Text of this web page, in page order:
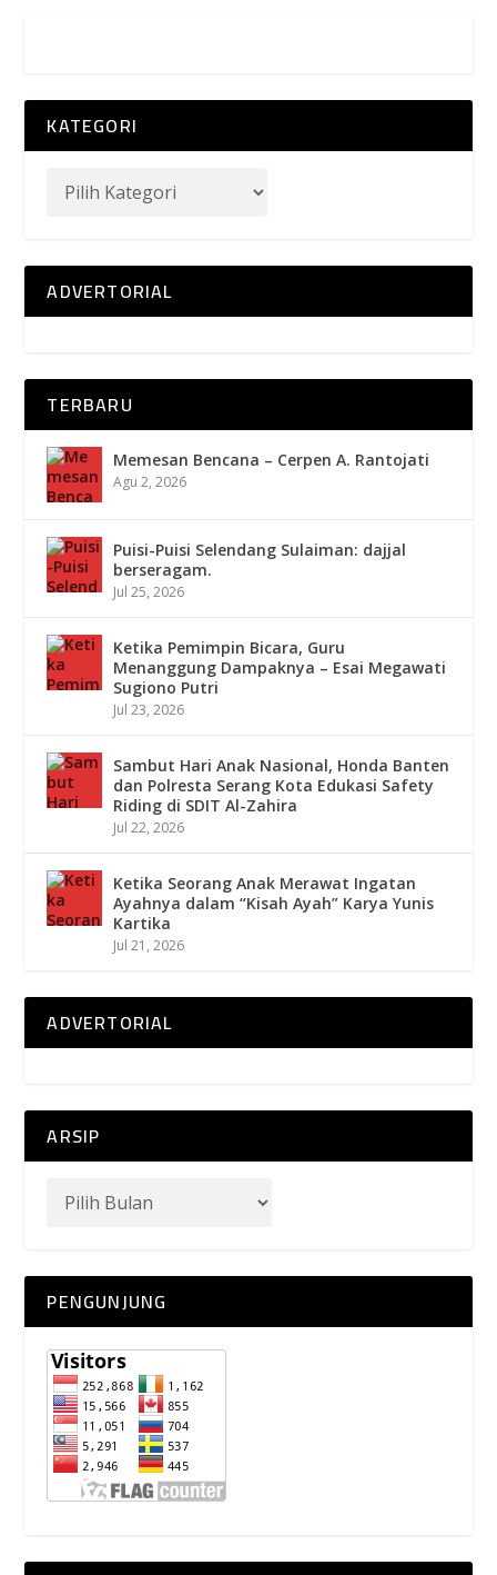
KATEGORI
ADVERTORIAL
TERBARU
Memesan Bencana – Cerpen A. Rantojati
Agu 2, 2026
Puisi-Puisi Selendang Sulaiman: dajjal
berseragam.
Jul 25, 2026
Ketika Pemimpin Bicara, Guru
Menanggung Dampaknya – Esai Megawati
Sugiono Putri
Jul 23, 2026
Sambut Hari Anak Nasional, Honda Banten
dan Polresta Serang Kota Edukasi Safety
Riding di SDIT Al-Zahira
Jul 22, 2026
Ketika Seorang Anak Merawat Ingatan
Ayahnya dalam “Kisah Ayah” Karya Yunis
Kartika
Jul 21, 2026
ADVERTORIAL
ARSIP
PENGUNJUNG